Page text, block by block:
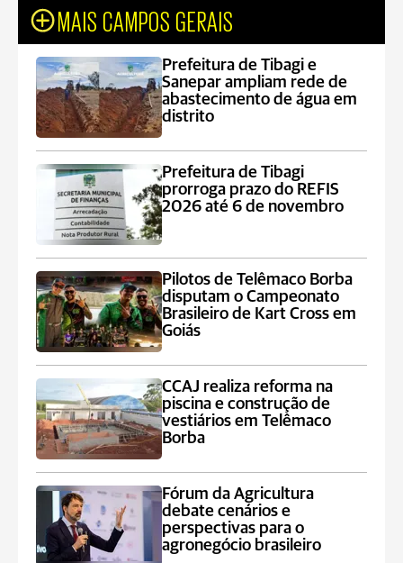
MAIS CAMPOS GERAIS
Prefeitura de Tibagi e
Sanepar ampliam rede de
abastecimento de água em
distrito
Prefeitura de Tibagi
prorroga prazo do REFIS
2026 até 6 de novembro
Pilotos de Telêmaco Borba
disputam o Campeonato
Brasileiro de Kart Cross em
Goiás
CCAJ realiza reforma na
piscina e construção de
vestiários em Telêmaco
Borba
Fórum da Agricultura
debate cenários e
perspectivas para o
agronegócio brasileiro